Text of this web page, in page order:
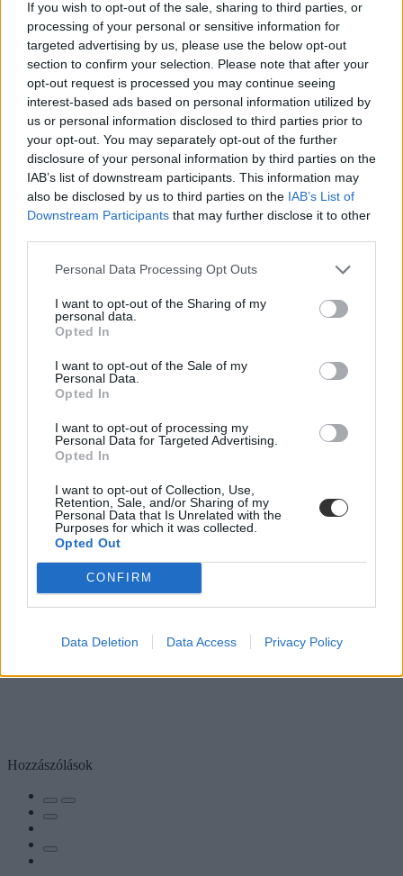
If you wish to opt-out of the sale, sharing to third parties, or
processing of your personal or sensitive information for
targeted advertising by us, please use the below opt-out
section to confirm your selection. Please note that after your
opt-out request is processed you may continue seeing
interest-based ads based on personal information utilized by
us or personal information disclosed to third parties prior to
your opt-out. You may separately opt-out of the further
disclosure of your personal information by third parties on the
IAB’s list of downstream participants. This information may
also be disclosed by us to third parties on the IAB’s List of
Downstream Participants that may further disclose it to other
Personal Data Processing Opt Outs
I want to opt-out of the Sharing of my
personal data.
Opted In
I want to opt-out of the Sale of my
Personal Data.
Opted In
I want to opt-out of processing my
Personal Data for Targeted Advertising.
Opted In
I want to opt-out of Collection, Use,
Retention, Sale, and/or Sharing of my
Personal Data that Is Unrelated with the
Purposes for which it was collected.
Opted Out
CONFIRM
Data Deletion Data Access Privacy Policy
Hozzászólások